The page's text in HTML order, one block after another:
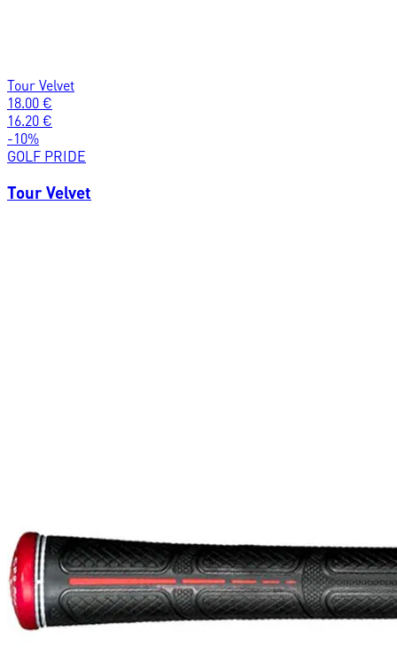
Tour Velvet
18.00 €
16.20 €
-10%
GOLF PRIDE
Tour Velvet